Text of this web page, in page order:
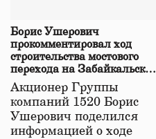
Борис Ушерович
прокомментировал ход
строительства мостового
перехода на Забайкальской
железной дороге
Акционер Группы
компаний 1520 Борис
Ушерович поделился
информацией о ходе